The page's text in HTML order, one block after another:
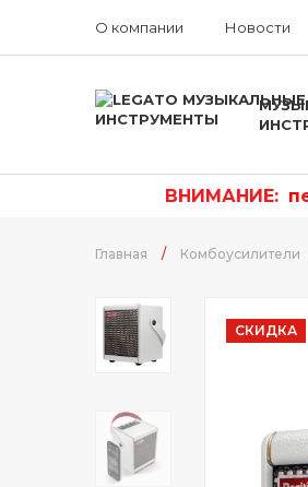
О компании Новости
ВНИМАНИЕ: п
Главная / Комбоусилители
СКИДКА